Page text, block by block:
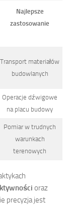
Najlepsze
zastosowanie
Transport materiałów
budowlanych
Operacje dźwigowe
na placu budowy
Pomiar w trudnych
warunkach
terenowych
oraz
precyzja jest